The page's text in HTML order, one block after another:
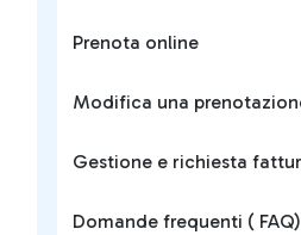
Prenota online
Modifica una
Gestione e richiesta
Domande frequenti ( FAQ)